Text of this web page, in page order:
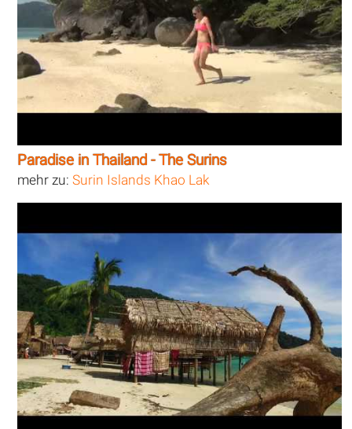
Paradise in Thailand - The Surins
mehr zu:Surin Islands Khao Lak